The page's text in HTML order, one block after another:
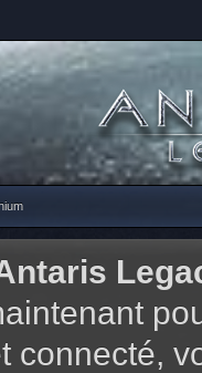
connecté,